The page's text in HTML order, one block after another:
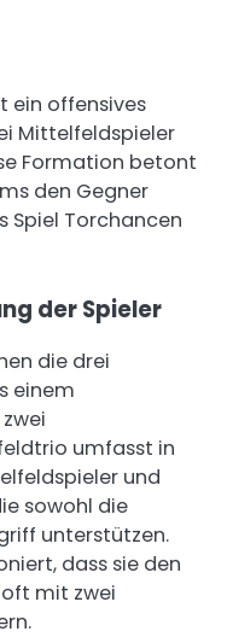
ein offensives
Mittelfeldspieler
Formation betont
den Gegner
Spiel Torchancen
der Spieler
die drei
einem
umfasst in
und
sowohl die
unterstützen.
dass sie den
mit zwei